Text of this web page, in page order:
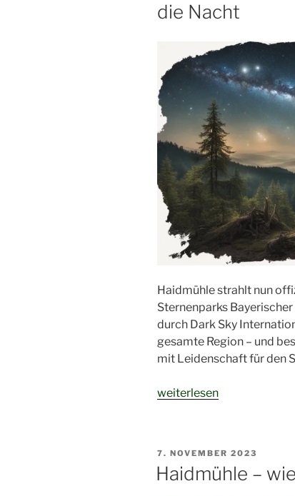
die Nacht
Haidmühle strahlt nun
Sternenparks
durch Dark Sky
gesamte Region – und
mit Leidenschaft für den
„Sternenpark
die
weiterlesen
VERÖFFENTLICHT
AM
7. NOVEMBER 2023
Haidmühle –